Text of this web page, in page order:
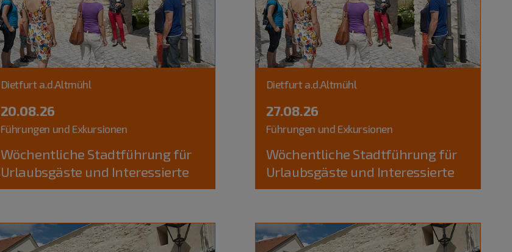
Dietfurt a.d.Altmühl
20.08.26
Führungen und Exkursionen
Wöchentliche Stadtführung für
Urlaubsgäste und Interessierte
Dietfurt a.d.Altmühl
27.08.26
Führungen und Exkursionen
Wöchentliche Stadtführung für
Urlaubsgäste und Interessierte